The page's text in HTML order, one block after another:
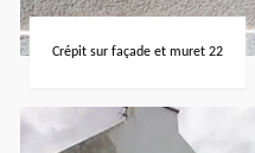
Crépit sur façade et muret 22